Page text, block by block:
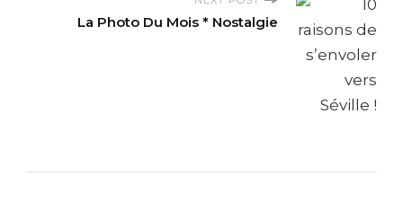
La Photo Du Mois * Nostalgie